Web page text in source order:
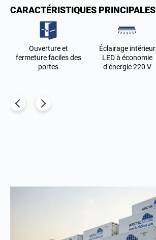
CARACTÉRISTIQUES PRINCIPALES
Ouverture et
fermeture faciles des
portes
Éclairage intérieur
LED à économie
d’énergie 220 V